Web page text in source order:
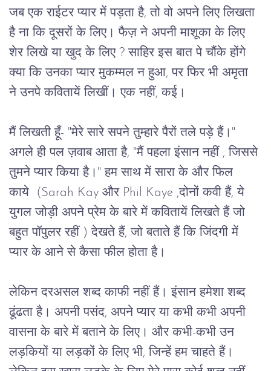
जब एक राईटर प्यार में पड़ता है, तो वो अपने लिए लिखता
है ना कि दूसरों के लिए। फैज़ ने अपनी माशूका के लिए
शेर लिखे या खुद के लिए ? साहिर इस बात पे चौंके होंगे
क्या कि उनका प्यार मुकम्मल न हुआ, पर फिर भी अमृता
ने उनपे कवितायें लिखीं। एक नहीं, कई।
मैं लिखती हूँ- "मेरे सारे सपने तुम्हारे पैरों तले पड़े हैं।"
अगले ही पल ज़वाब आता है, "मैं पहला इंसान नहीं , जिससे
तुमने प्यार किया है।" हम साथ में सारा के और फिल
काये  (Sarah Kay और Phil Kaye ,दोनों कवी हैं, ये
युगल जोड़ी अपने प्रेम के बारे में कवितायें लिखते हैं जो
बहुत पॉपुलर रहीं ) देखते हैं, जो बताते हैं कि जिंदगी में
प्यार के आने से कैसा फील होता है।
लेकिन दरअसल शब्द काफी नहीं हैं। इंसान हमेशा शब्द
ढूंढता है। अपनी पसंद, अपने प्यार या कभी कभी अपनी
वासना के बारे में बताने के लिए। और कभी-कभी उन
लड़कियों या लड़कों के लिए भी, जिन्हें हम चाहते हैं।